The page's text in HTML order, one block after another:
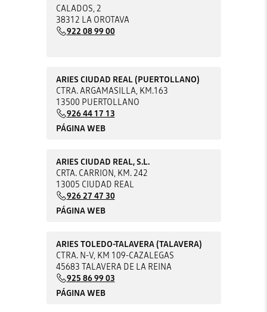
CALADOS, 2
38312 LA OROTAVA
922 08 99 00
ARIES CIUDAD REAL (PUERTOLLANO)
CTRA. ARGAMASILLA, KM.163
13500 PUERTOLLANO
926 44 17 13
PÁGINA WEB
ARIES CIUDAD REAL, S.L.
CRTA. CARRION, KM. 242
13005 CIUDAD REAL
926 27 47 30
PÁGINA WEB
ARIES TOLEDO-TALAVERA (TALAVERA)
CTRA. N-V, KM 109-CAZALEGAS
45683 TALAVERA DE LA REINA
925 86 99 03
PÁGINA WEB